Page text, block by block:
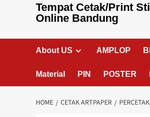
Tempat Cetak/Print
Online Bandung
About US AMPLOP
Material PIN POSTER
HOME CETAK ARTPAPER